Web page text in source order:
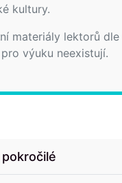
kultury.
materiály lektorů dle
výuku neexistují.